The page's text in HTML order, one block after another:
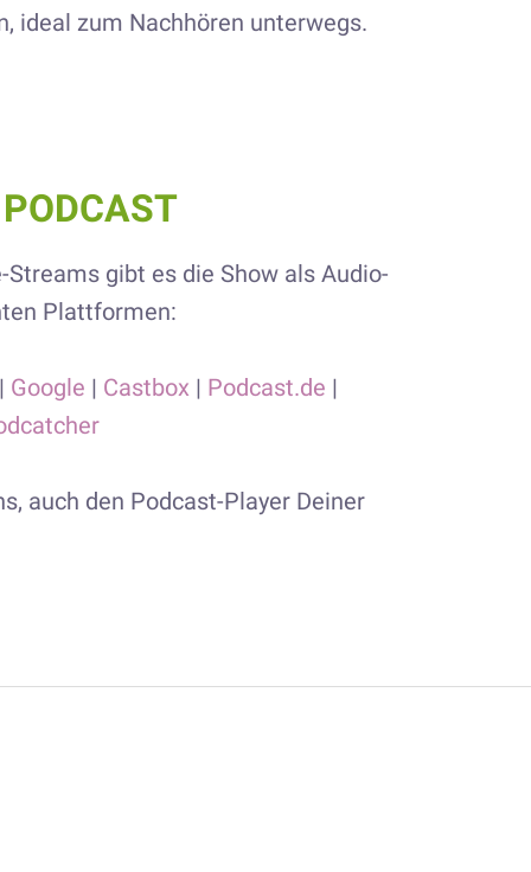
ideal zum Nachhören unterwegs.
gibt es die Show als Audio-
Plattformen:
Google | Castbox | Podcast.de |
auch den Podcast-Player Deiner